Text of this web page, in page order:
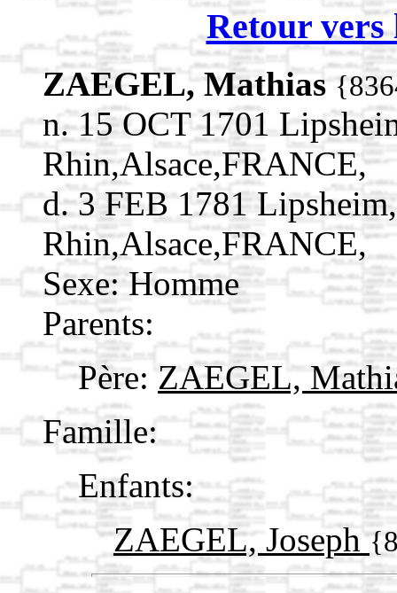
Retour vers
ZAEGEL, Mathias
n. 15 OCT 1701
Rhin,Alsace,FRANCE,
d. 3 FEB 1781
Rhin,Alsace,FRANCE,
Sexe: Homme
Parents:
Père: ZAEGEL,
Famille:
Enfants:
ZAEGEL, Joseph